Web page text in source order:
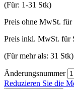
(Für: 1-31 Stk)
Preis ohne MwSt. für
Preis inkl. MwSt. für
(Für mehr als: 31 Stk)
Änderungsnummer
Reduzieren Sie die